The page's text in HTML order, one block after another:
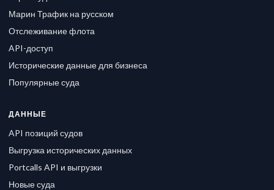
Марин Трафик на русском
Отслеживание флота
API-доступ
Исторические данные для бизнеса
Популярные суда
ДАННЫЕ
API позиций судов
Выгрузка исторических данных
Portcalls API и выгрузки
Новые суда